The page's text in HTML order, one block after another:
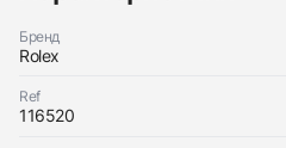
Бренд
Rolex
Ref
116520Трейд-ин часов